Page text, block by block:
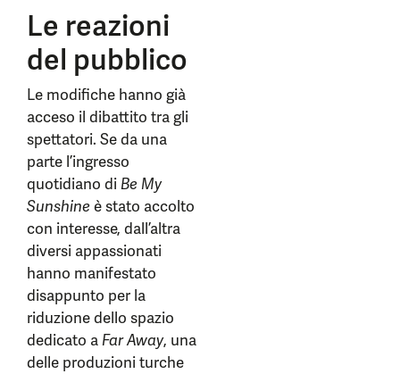
Le reazioni
del pubblico
Le modifiche hanno già
acceso il dibattito tra gli
spettatori. Se da una
parte l’ingresso
quotidiano di Be My
Sunshine è stato accolto
con interesse, dall’altra
diversi appassionati
hanno manifestato
disappunto per la
riduzione dello spazio
dedicato a Far Away, una
delle produzioni turche